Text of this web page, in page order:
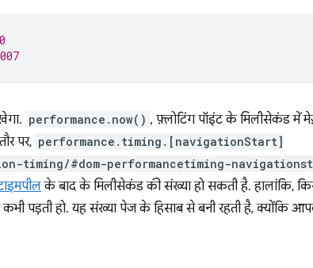
performance.now() , फ़्लोटिंग पॉइंट के मिलीसेकंड में
पर, performance.timing.[navigationStart]
timing/#dom-performancetiming-
के बाद के मिलीसेकंड की संख्या हो सकती है. हालांकि,
पड़ती हो. यह संख्या पेज के हिसाब से बनी रहती है, क्योंकि